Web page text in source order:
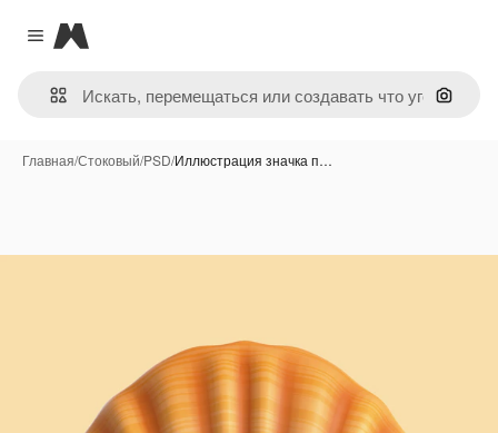
Close menu
Magnific
Поиск
Главная/Стоковый/PSD/Иллюстрация значка п…